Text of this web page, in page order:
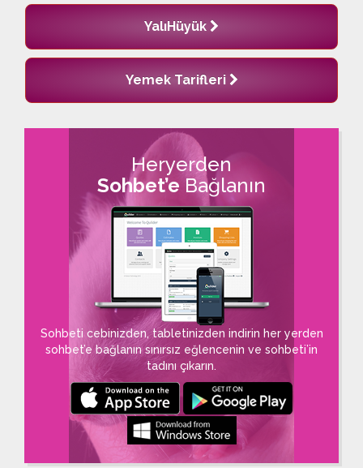
YalıHüyük
Yemek Tarifleri
Heryerden
Sohbet’e Bağlanın
Sohbeti cebinizden, tabletinizden indirin her yerden
sohbet’e bağlanın sınırsız eğlencenin ve sohbeti’in
tadını çıkarın.